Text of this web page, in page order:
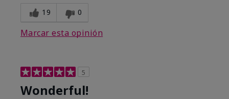
19 0
Marcar esta opinión
5
Wonderful!